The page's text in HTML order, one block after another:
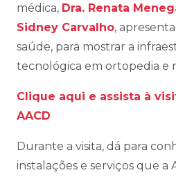
médica, Dra. Renata
Sidney Carvalho,
saúde, para mostrar a
tecnológica em ortopedia e
Clique aqui e assista à
AACD
Durante a visita, dá para
instalações e serviços que a